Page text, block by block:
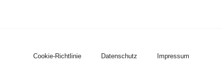
Cookie-Richtlinie Datenschutz Impressum